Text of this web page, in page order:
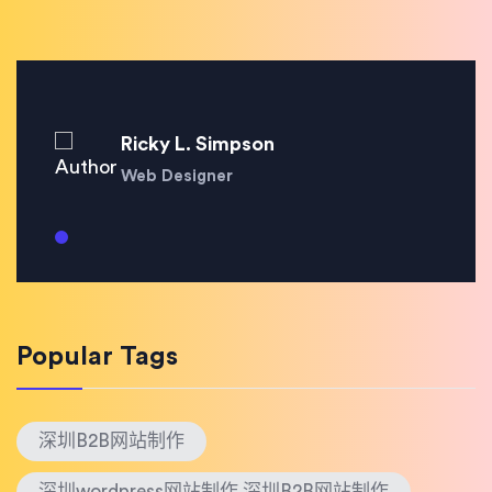
Ricky L. Simpson
Web Designer
Popular Tags
深圳B2B网站制作